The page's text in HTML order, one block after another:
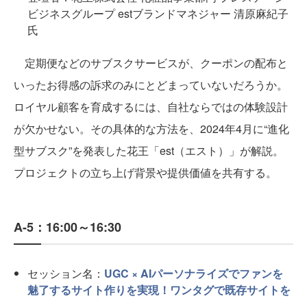
ビジネスグループ estブランドマネジャー 清原麻紀子
氏
定期便などのサブスクサービスが、クーポンの配布と
いったお得感の訴求のみにとどまっていないだろうか。
ロイヤル顧客を育成するには、自社ならではの体験設計
が欠かせない。その具体的な方法を、2024年4月に“進化
型サブスク”を発表した花王「est（エスト）」が解説。
プロジェクトの立ち上げ背景や提供価値を共有する。
A-5：16:00～16:30
セッション名： UGC × AIパーソナライズでファンを
魅了するサイト作りを実現！ワンタグで既存サイトを